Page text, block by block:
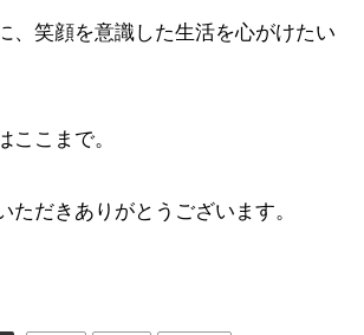
、笑顔を意識した生活を心がけたい
ここまで。
ただきありがとうございます。